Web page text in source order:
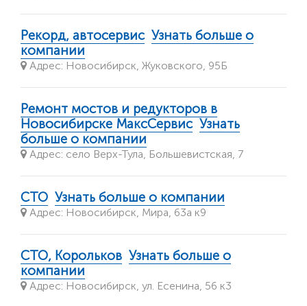
Рекорд, автосервис Узнать больше о
компании
Адрес: Новосибирск, Жуковского, 95Б
Ремонт мостов и редукторов в
Новосибирске МаксСервис Узнать
больше о компании
Адрес: село Верх-Тула, Большевистская, 7
СТО Узнать больше о компании
Адрес: Новосибирск, Мира, 63а к9
СТО, Корольков Узнать больше о
компании
Адрес: Новосибирск, ул. Есенина, 56 к3